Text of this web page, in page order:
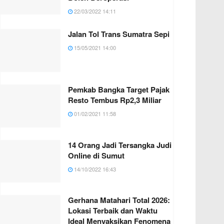
22/03/2022 14:11
Jalan Tol Trans Sumatra Sepi
15/05/2021 14:00
Pemkab Bangka Target Pajak
Resto Tembus Rp2,3 Miliar
01/02/2021 11:58
14 Orang Jadi Tersangka Judi
Online di Sumut
14/10/2022 16:43
Gerhana Matahari Total 2026:
Lokasi Terbaik dan Waktu
Ideal Menyaksikan Fenomena